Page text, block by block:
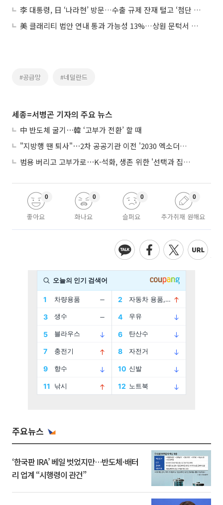
李 대통령, 日 ‘나라현’ 방문…수출 규제 잔재 털고 ‘첨단 공급망 동맹’ 급부상
美 클래리티 법안 연내 통과 가능성 13%…상원 문턱서 제동
#공급망 #네덜란드
세종=서병곤 기자의 주요 뉴스
中 반도체 굴기⋯韓 ‘고부가 전환’ 할 때
"지방행 땐 퇴사"⋯2차 공공기관 이전 '2030 엑소더스' 뇌관
범용 버리고 고부가로⋯K-석화, 생존 위한 '선택과 집중'
좋아요
0
화나요
0
슬퍼요
0
추가취재 원해요
0
주요뉴스
‘한국판 IRA’ 베일 벗었지만…반도체·배터
리 업계 “시행령이 관건”